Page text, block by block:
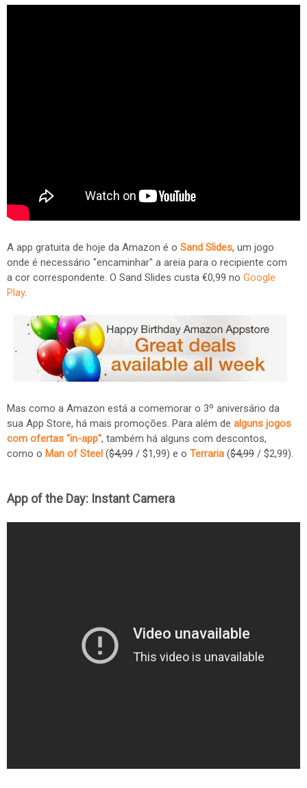
A app gratuita de hoje da Amazon é o Sand Slides, um jogo
onde é necessário "encaminhar" a areia para o recipiente com
a cor correspondente. O Sand Slides custa €0,99 no Google
Play.
Mas como a Amazon está a comemorar o 3º aniversário da
sua App Store, há mais promoções. Para além de alguns jogos
com ofertas "in-app", também há alguns com descontos,
como o Man of Steel ($4,99 / $1,99) e o Terraria ($4,99 / $2,99).
App of the Day: Instant Camera